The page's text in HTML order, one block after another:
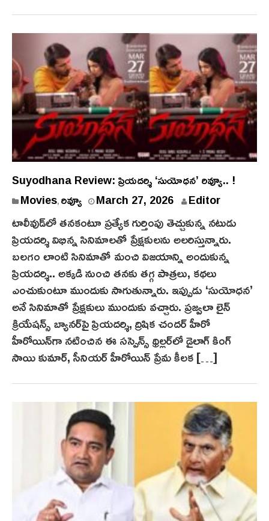
Suyodhana Review: ప్రియదర్శి ‘సుయోధన’ రివ్యూ.. !
Movies,రివ్యూ March 27, 2026 Editor
టాలీవుడ్‌లో తనకంటూ ప్రత్యేక గుర్తింపు తెచ్చుకున్న నటుడు
ప్రియదర్శి విభిన్న సినిమాలతో ప్రేక్షకులను అలరిస్తున్నారు.
బలగం లాంటి సినిమాతో మంచి విజయాన్ని అందుకున్న
ప్రియదర్శి.. అక్కడి నుంచి తనకు తగ్గ పాత్రలు, కథలు
ఎంచుకుంటూ ముందుకు సాగుతున్నారు. ఇప్పుడు ‘సుయోధన’
అనే సినిమాతో ప్రేక్షకులు ముందుకు వచ్చారు. ప్రజ్వలా లైన్
క్రియేషన్స్ బ్యానర్‌పై ప్రియదర్శి, ద్రిషిక చందర్ హీరో
హీరోయిన్‌గా నటించిన ఈ సస్పెన్స్ థ్రిల్లర్‌లో డైలాగ్ కింగ్
సాయి కుమార్, సీనియర్ హీరోయిన్ ప్రేమ కీలక […]